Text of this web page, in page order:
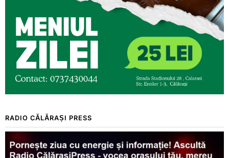
RADIO CĂLĂRAȘI PRESS